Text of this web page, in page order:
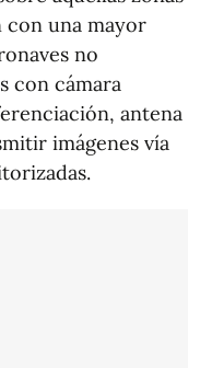
con una mayor
no
con cámara
antena
imágenes vía